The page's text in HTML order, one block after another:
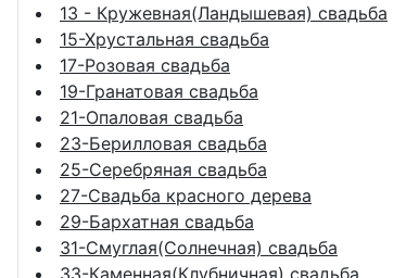
13 - Кружевная(Ландышевая) свадьба
15-Хрустальная свадьба
17-Розовая свадьба
19-Гранатовая свадьба
21-Опаловая свадьба
23-Берилловая свадьба
25-Серебряная свадьба
27-Свадьба красного дерева
29-Бархатная свадьба
31-Смуглая(Солнечная) свадьба